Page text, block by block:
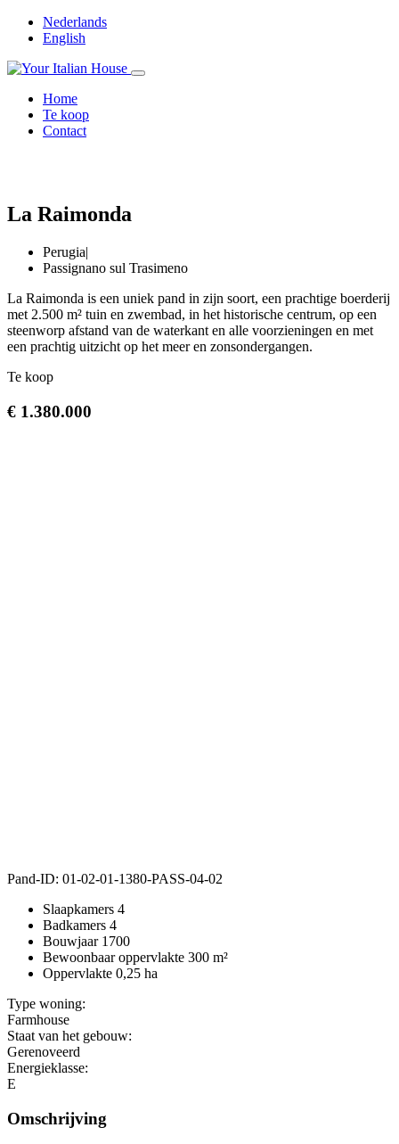
Nederlands
English
Home
Te koop
Contact
La Raimonda
Perugia|
Passignano sul Trasimeno
La Raimonda is een uniek pand in zijn soort, een prachtige boerderij
met 2.500 m² tuin en zwembad, in het historische centrum, op een
steenworp afstand van de waterkant en alle voorzieningen en met
een prachtig uitzicht op het meer en zonsondergangen.
Te koop
€ 1.380.000
Pand-ID: 01-02-01-1380-PASS-04-02
Slaapkamers 4
Badkamers 4
Bouwjaar 1700
Bewoonbaar oppervlakte 300 m²
Oppervlakte 0,25 ha
Type woning:
Farmhouse
Staat van het gebouw:
Gerenoveerd
Energieklasse:
E
Omschrijving